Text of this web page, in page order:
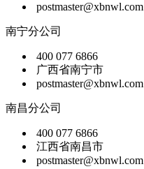
postmaster@xbnwl.com
南宁分公司
400 077 6866
广西省南宁市
postmaster@xbnwl.com
南昌分公司
400 077 6866
江西省南昌市
postmaster@xbnwl.com